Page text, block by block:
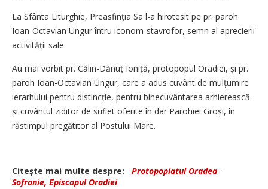
La Sfânta Liturghie, Prea­sfinția Sa l-a hirotesit pe pr. paroh
Ioan-Octavian Ungur întru iconom-stavrofor, semn al aprecierii
activității sale.
Au mai vorbit pr. Călin-Dănuț Ioniță, protopopul Oradiei, şi pr.
paroh Ioan-Octavian Ungur, care a adus cuvânt de mulțumire
ierarhului pentru distincție, pentru binecuvântarea arhierească
și cuvântul ziditor de suflet oferite în dar Parohiei Groși, în
răstimpul pregătitor al Postului Mare.
Citeşte mai multe despre: Protopopiatul Oradea -
Sofronie, Episcopul Oradiei